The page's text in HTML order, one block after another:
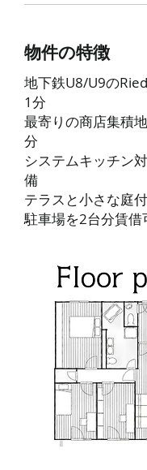
物件の特徴
地下鉄U8/U9の
1分
最寄りの商店集積
分
システムキッチン
備
テラスと小さな庭
駐車場を2台分賃借